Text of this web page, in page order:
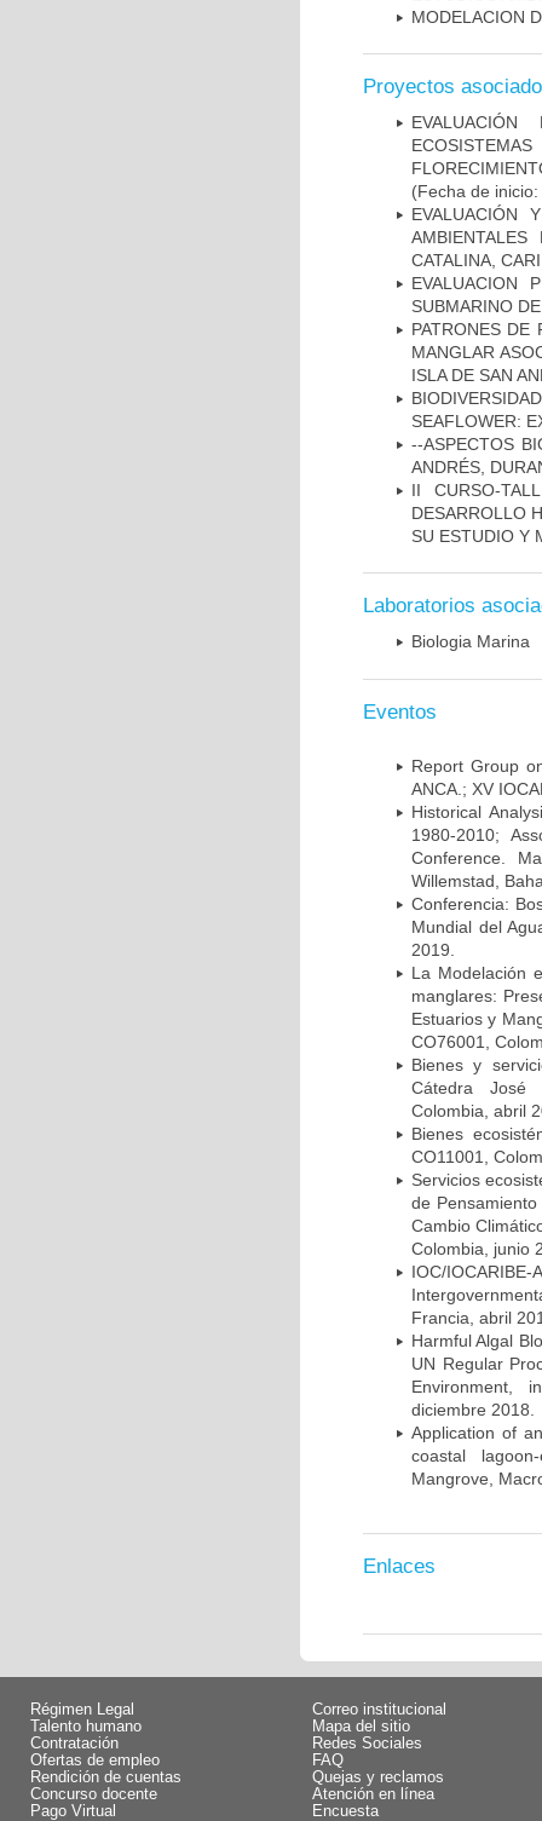
MODELACION
Proyectos
(Fecha de
EVALUACIÓN
CATALINA,
EVALUACION
SUBMARINO
PATRONES DE
MANGLAR
ISLA DE SAN
SEAFLOWER:
--ASPECTOS
ANDRÉS,
II CURSO-
DESARROLLO
SU ESTUDIO Y
Laboratorios
Biologia Marina
Eventos
Report Group
ANCA.; XV
Historical
1980-2010;
Conference.
Willemstad,
Conferencia:
Mundial del
2019.
La Modelación
manglares:
Estuarios y
CO76001,
Bienes y
Cátedra José
Colombia, abril
Bienes
CO11001,
Servicios
de
Cambio
Colombia, junio
IOC/
Francia, abril
Harmful Algal
UN Regular
Environment,
diciembre 2018.
Application of
coastal
Mangrove,
Enlaces
Régimen Legal
Talento humano
Contratación
Ofertas de empleo
Rendición de cuentas
Concurso docente
Pago Virtual
Correo institucional
Mapa del sitio
Redes Sociales
FAQ
Quejas y reclamos
Atención en línea
Encuesta